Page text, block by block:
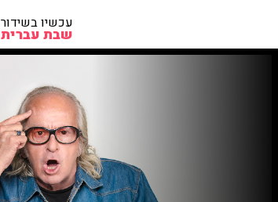
עכשיו בשידור
שבת עברית